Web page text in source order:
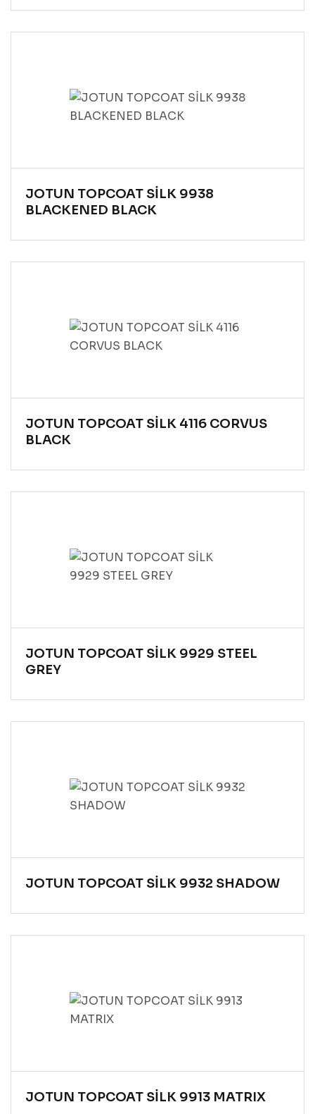
JOTUN TOPCOAT SİLK 9938
BLACKENED BLACK
JOTUN TOPCOAT SİLK 4116 CORVUS
BLACK
JOTUN TOPCOAT SİLK 9929 STEEL
GREY
JOTUN TOPCOAT SİLK 9932 SHADOW
JOTUN TOPCOAT SİLK 9913 MATRIX